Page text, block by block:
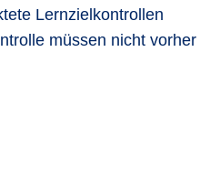
Lernzielkontrollen
müssen nicht vorher